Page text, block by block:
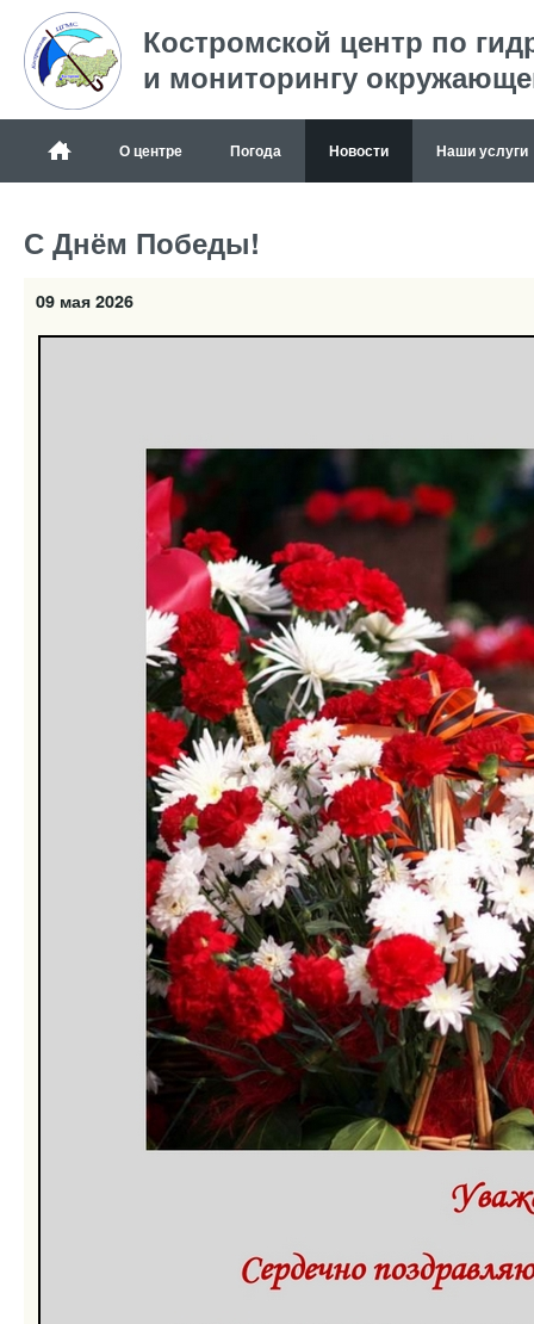
Костромской центр по
и мониторингу
О центре Погода Новости Наши услуги
С Днём Победы!
09 мая 2026